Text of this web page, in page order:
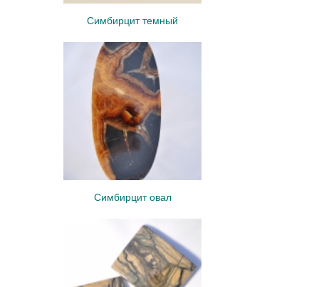
Симбирцит темный
Симбирцит овал